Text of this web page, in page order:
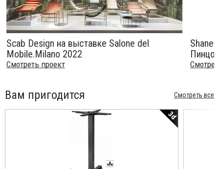
Scab Design на выставке Salone del
Mobile.Milano 2022
Смотреть проект
Shane
Вам пригодится Смотреть все
3d